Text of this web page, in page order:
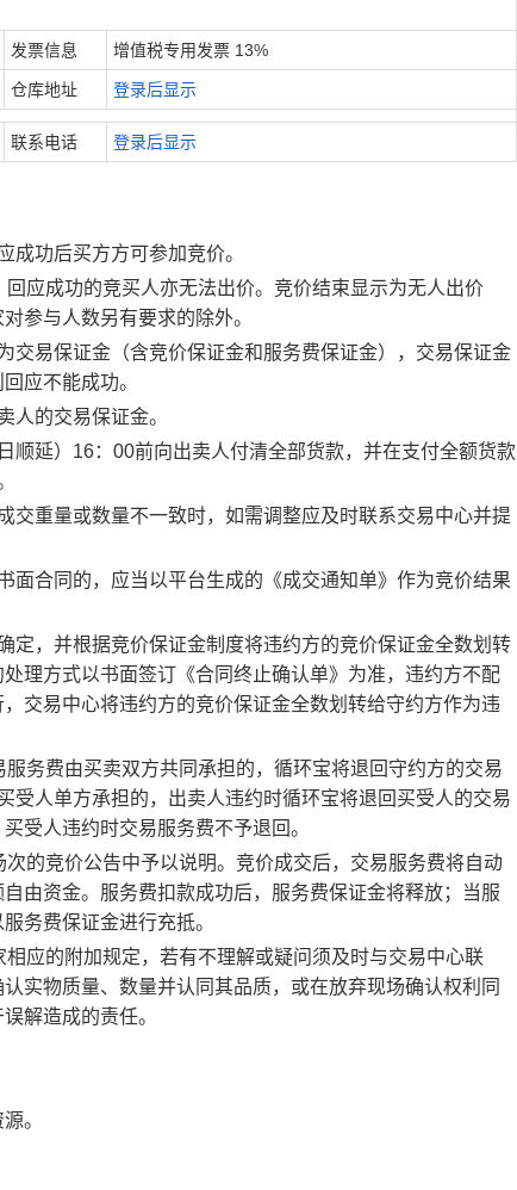
发票信息 增值税专用发票 13%
仓库地址 登录后显示
联系电话 登录后显示
成功后买方方可参加竞价。
应成功的竞买人亦无法出价。竞价结束显示为无人出价
参与人数另有要求的除外。
交易保证金（含竞价保证金和服务费保证金），交易保证金
应不能成功。
人的交易保证金。
顺延）16：00前向出卖人付清全部货款，并在支付全额货款
重量或数量不一致时，如需调整应及时联系交易中心并提
合同的，应当以平台生成的《成交通知单》作为竞价结果
定，并根据竞价保证金制度将违约方的竞价保证金全数划转
理方式以书面签订《合同终止确认单》为准，违约方不配
交易中心将违约方的竞价保证金全数划转给守约方作为违
务费由买卖双方共同承担的，循环宝将退回守约方的交易
受人单方承担的，出卖人违约时循环宝将退回买受人的交易
受人违约时交易服务费不予退回。
的竞价公告中予以说明。竞价成交后，交易服务费将自动
由资金。服务费扣款成功后，服务费保证金将释放；当服
务费保证金进行充抵。
应的附加规定，若有不理解或疑问须及时与交易中心联
实物质量、数量并认同其品质，或在放弃现场确认权利同
解造成的责任。
。